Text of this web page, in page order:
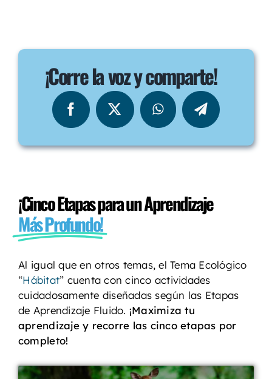
¡Corre la voz y comparte!
¡Cinco Etapas para un Aprendizaje
Más Profundo!
Al igual que en otros temas, el Tema Ecológico
“Hábitat” cuenta con cinco actividades
cuidadosamente diseñadas según las Etapas
de Aprendizaje Fluido. ¡Maximiza tu
aprendizaje y recorre las cinco etapas por
completo!